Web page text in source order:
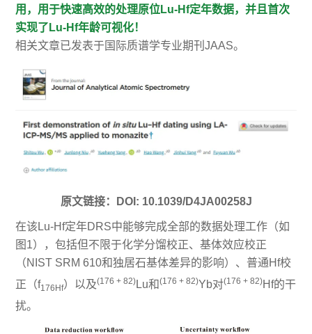
用，用于快速高效的处理原位Lu-Hf定年数据，并且首次
实现了Lu-Hf年龄可视化！
相关文章已发表于国际质谱学专业期刊JAAS。
原文链接：DOI: 10.1039/D4JA00258J
在该Lu-Hf定年DRS中能够完成全部的数据处理工作（如
图1），包括但不限于化学分馏校正、基体效应校正
（NIST SRM 610和独居石基体差异的影响）、普通Hf校
正（f176Hf）以及(176 + 82) Lu和(176 + 82)Yb对(176 + 82)Hf的干
扰。